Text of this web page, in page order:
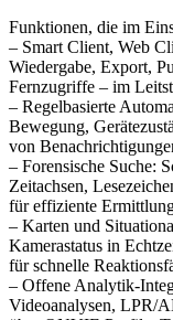
Funktionen, die im
– Smart Client, Web
Wiedergabe, Export,
Fernzugriffe – im
– Regelbasierte
Bewegung,
von
– Forensische Suche:
Zeitachsen,
für effiziente
– Karten und
Kamerastatus in
für schnelle
– Offene Analytik-
Videoanalysen, LPR/